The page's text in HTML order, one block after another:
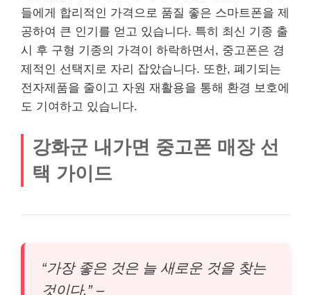
들에게 합리적인 가격으로 품질 좋은 스마트폰을 제
공하여 큰 인기를 얻고 있습니다. 특히 최신 기종 출
시 후 구형 기종의 가격이 하락하면서, 중고폰은 경
제적인 선택지로 자리 잡았습니다. 또한, 폐기되는
전자제품을 줄이고 자원 재활용을 통해 환경 보호에
도 기여하고 있습니다.
강화군 내가면 중고폰 매장 선
택 가이드
“가장 좋은 것은 늘 새로운 것을 찾는
것이다.” –